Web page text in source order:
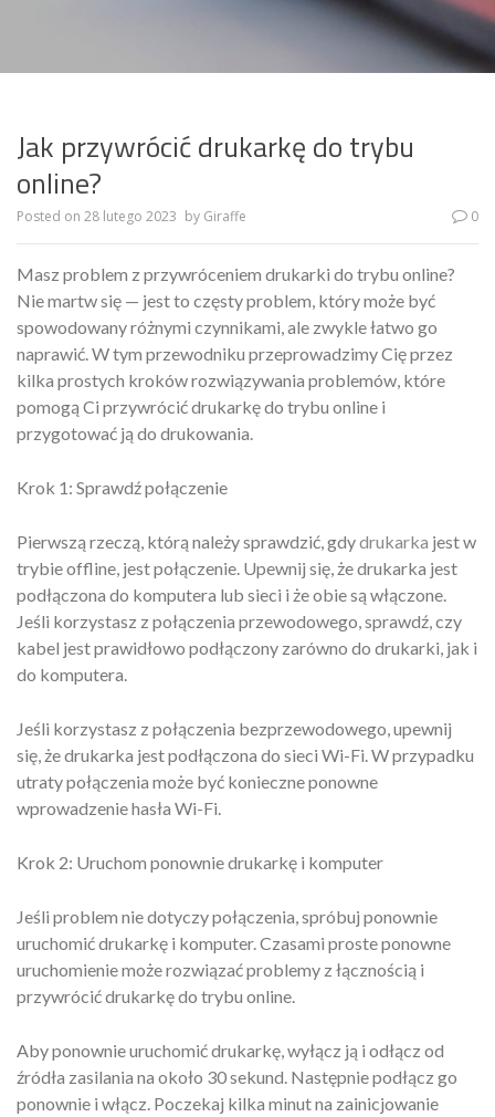
Jak przywrócić drukarkę do trybu
online?
Posted on 28 lutego 2023 by Giraffe 0
Masz problem z przywróceniem drukarki do trybu online?
Nie martw się — jest to częsty problem, który może być
spowodowany różnymi czynnikami, ale zwykle łatwo go
naprawić. W tym przewodniku przeprowadzimy Cię przez
kilka prostych kroków rozwiązywania problemów, które
pomogą Ci przywrócić drukarkę do trybu online i
przygotować ją do drukowania.
Krok 1: Sprawdź połączenie
Pierwszą rzeczą, którą należy sprawdzić, gdydrukarka jest w
trybie offline, jest połączenie. Upewnij się, że drukarka jest
podłączona do komputera lub sieci i że obie są włączone.
Jeśli korzystasz z połączenia przewodowego, sprawdź, czy
kabel jest prawidłowo podłączony zarówno do drukarki, jak i
do komputera.
Jeśli korzystasz z połączenia bezprzewodowego, upewnij
się, że drukarka jest podłączona do sieci Wi-Fi. W przypadku
utraty połączenia może być konieczne ponowne
wprowadzenie hasła Wi-Fi.
Krok 2: Uruchom ponownie drukarkę i komputer
Jeśli problem nie dotyczy połączenia, spróbuj ponownie
uruchomić drukarkę i komputer. Czasami proste ponowne
uruchomienie może rozwiązać problemy z łącznością i
przywrócić drukarkę do trybu online.
Aby ponownie uruchomić drukarkę, wyłącz ją i odłącz od
źródła zasilania na około 30 sekund. Następnie podłącz go
ponownie i włącz. Poczekaj kilka minut na zainicjowanie